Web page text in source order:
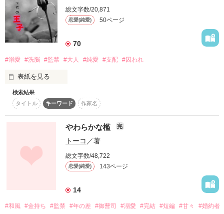
愛されてます！？
＊＊＊
執着・溺愛ラブコメディです。
※　他サイト様でも掲載してます。
＝＝＝＝＝＝＝＝＝＝＝＝＝＝＝＝＝＝＝＝＝＝＝＝＝＝＝＝
＝＝＝＝＝＝＝＝＝＝＝＝
私は辛い現実から逃げ出したくて、自分の人生に終止符を打っ
た………つもりだった。
けれど、目が覚めたらそこは異世界だった。そして時空の監視
者バルドゥールに監禁され、無理矢理抱かれる日々が始まっ
た。
彼が私を抱くのは愛情からではない。時空の監視者という義務
感から。
神様、これは自ら命を絶とうとした罰なの？
そんな絶望と凌辱で壊れかけた私には、彼の不器用な想いは伝
わらなかった。
※表紙はAI
総文字数/20,871
恋愛(純愛) 50ページ
70
#溺愛 #洗脳 #監禁 #大人 #純愛 #支配 #囚われ
表紙を見る
生まれた時から
欲しいものを欲しいときに全て与えられた人間は、
自分で欲しいものを手に入れる時……
━━━━手段を選ばない━━━━
検索結果
タイトル
キーワード 作家名
やわらかな檻 完
トーコ ／著
総文字数/48,722
恋愛(純愛) 143ページ
14
#和風 #金持ち #監禁 #年の差 #御曹司 #溺愛 #完結 #短編 #甘々 #婚約者